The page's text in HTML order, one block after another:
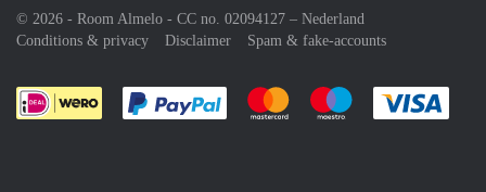
© 2026 - Room Almelo - CC no. 02094127 – Nederland
Conditions & privacy
Disclaimer Spam & fake-accounts
Pay easily with :payment method
Pay easily with :payment
Pay easily with